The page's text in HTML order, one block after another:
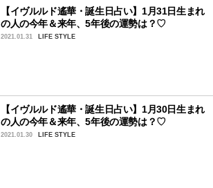
【イヴルルド遙華・誕生日占い】1月31日生まれ
の人の今年＆来年、5年後の運勢は？♡
2021.01.31 LIFE STYLE
【イヴルルド遙華・誕生日占い】1月30日生まれ
の人の今年＆来年、5年後の運勢は？♡
2021.01.30 LIFE STYLE